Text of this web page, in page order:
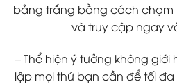
bảng trắng bằng cách chạm
và truy cập ngay
– Thể hiện ý tưởng không
lập mọi thứ bạn cần để tối